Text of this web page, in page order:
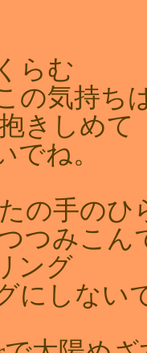
らむ
の気持ち
きしめて
でね。
の手のひ
つみこん
ング
にしない